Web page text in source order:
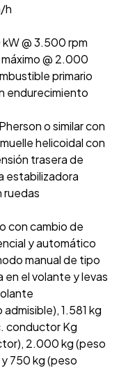
h
kW @ 3.500 rpm
@ 2.000
primario
endurecimiento
o similar con
helicoidal con
trasera de
estabilizadora
ruedas
con cambio de
y automático
manual de tipo
en el volante y levas
1.581 kg
conductor Kg
2.000 kg (peso
750 kg (peso